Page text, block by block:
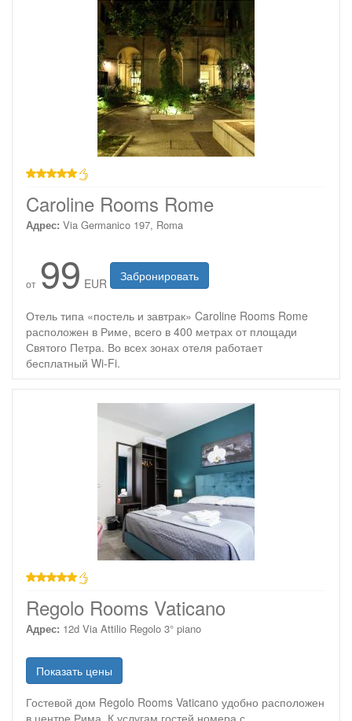
Caroline Rooms Rome
Адрес: Via Germanico 197, Roma
от 99 EUR Забронировать
Отель типа «постель и завтрак» Caroline Rooms Rome
расположен в Риме, всего в 400 метрах от площади
Святого Петра. Во всех зонах отеля работает
бесплатный Wi-Fi.
Regolo Rooms Vaticano
Адрес: 12d Via Attilio Regolo 3° piano
Показать цены
Гостевой дом Regolo Rooms Vaticano удобно расположен
в центре Рима. К услугам гостей номера с